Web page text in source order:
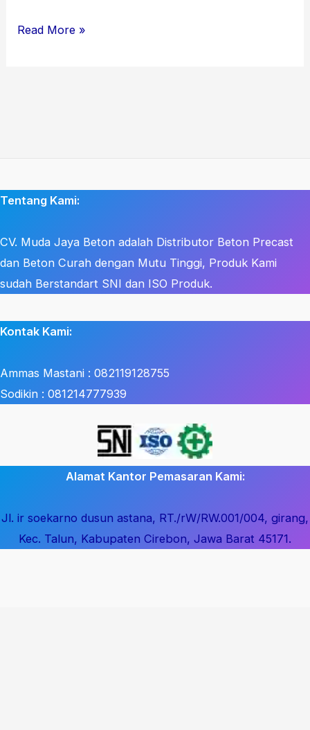
Read More »
Tentang Kami:
CV. Muda Jaya Beton adalah Distributor Beton Precast
dan Beton Curah dengan Mutu Tinggi, Produk Kami
sudah Berstandart SNI dan ISO Produk.
Kontak Kami:
Ammas Mastani : 082119128755
Sodikin : 081214777939
Alamat Kantor Pemasaran Kami:
Jl. ir soekarno dusun astana, RT./rW/RW.001/004, girang,
Kec. Talun, Kabupaten Cirebon, Jawa Barat 45171.